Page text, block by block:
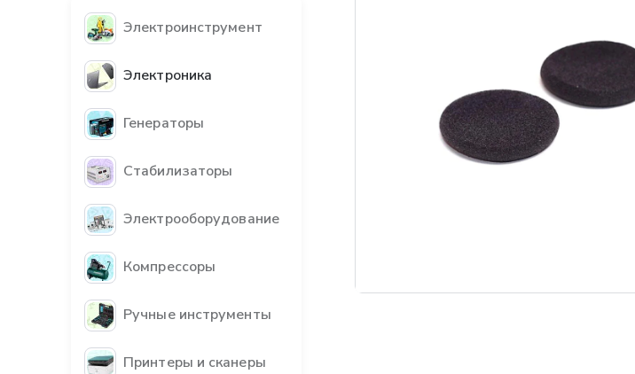
Электроинструмент
Электроника
Генераторы
Стабилизаторы
Электрооборудование
Компрессоры
Ручные инструменты
Принтеры и сканеры